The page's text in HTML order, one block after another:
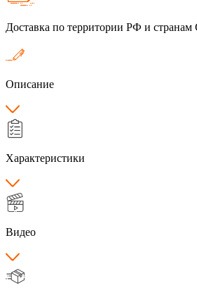
Доставка по территории РФ и
Описание
Характеристики
Видео